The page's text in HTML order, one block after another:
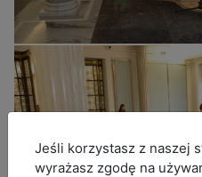
Jeśli korzystasz z naszej
wyrażasz zgodę na